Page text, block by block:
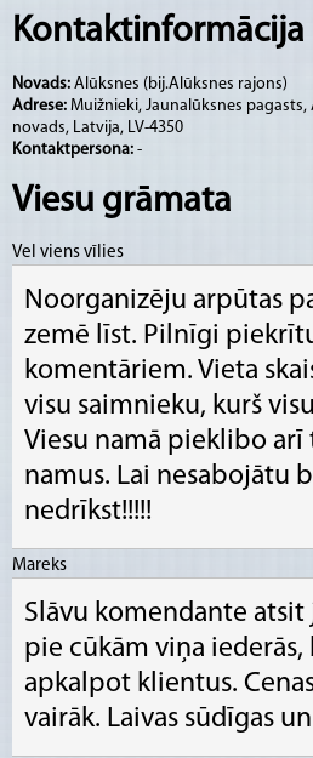
Kontaktinformācija
Novads: Alūksnes (bij.Alūksnes rajons)
Adrese: Muižnieki, Jaunalūksnes pagasts,
novads, Latvija, LV-4350
Kontaktpersona: -
Viesu grāmata
Vel viens vīlies
Noorganizēju arpūtas
zemē līst. Pilnīgi
komentāriem. Vieta
visu saimnieku, kurš
Viesu namā pieklibo arī
namus. Lai nesabojātu
nedrīkst!!!!!
Mareks
Slāvu komendante
pie cūkām viņa
apkalpot klientus.
vairāk. Laivas sūdīgas